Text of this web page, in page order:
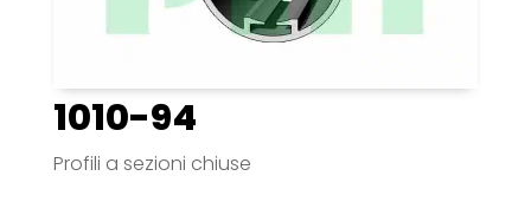
1010-94
Profili a sezioni chiuse